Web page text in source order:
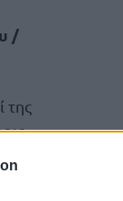
/
της